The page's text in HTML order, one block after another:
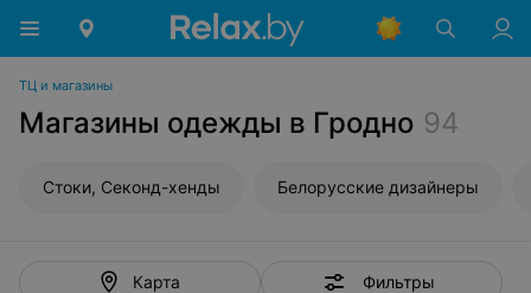
ТЦ и магазины
Магазины одежды в Гродно 94
Стоки, Секонд-хенды Белорусские дизайнеры
Карта Фильтры